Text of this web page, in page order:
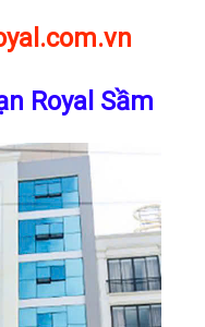
Royal Sầm